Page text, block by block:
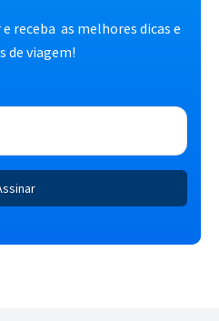
receba as melhores dicas e
de viagem!